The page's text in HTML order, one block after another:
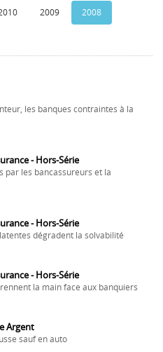
2009 2008
les banques contraintes à la
- Hors-Série
par les bancassureurs et la
- Hors-Série
dégradent la solvabilité
- Hors-Série
la main face aux banquiers
Argent
sauf en auto